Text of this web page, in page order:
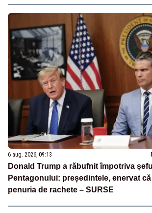
6 aug. 2026, 09:13
Donald Trump a răbufnit împotriva
Pentagonului: președintele, enervat
penuria de rachete – SURSE